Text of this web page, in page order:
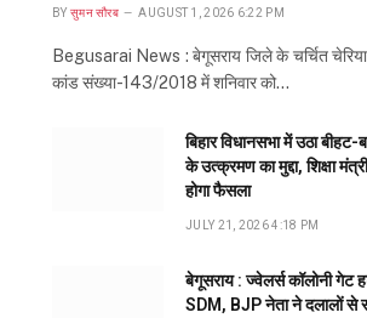
BY सुमन सौरब AUGUST 1, 2026 6:22 PM
Begusarai News : बेगूसराय जिले के चर्चित चेरिया
कांड संख्या-143/2018 में शनिवार को…
बिहार विधानसभा में उठा
के उत्क्रमण का मुद्दा, शिक्षा
होगा फैसला
JULY 21, 2026 4:18 PM
बेगूसराय : ज्वेलर्स कॉलोनी गेट
SDM, BJP नेता ने दलालों से